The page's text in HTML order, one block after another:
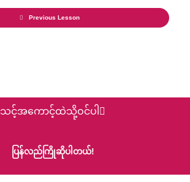
Previous Lesson
သင့်အကောင့်ထဲသို့ဝင်ပါ
ပြန်လည်ကြိုဆိုပါတယ်!